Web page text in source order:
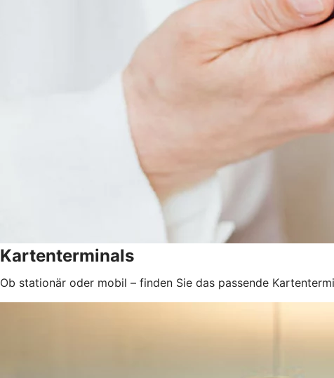
Kartenterminals
Ob stationär oder mobil – finden Sie das passende